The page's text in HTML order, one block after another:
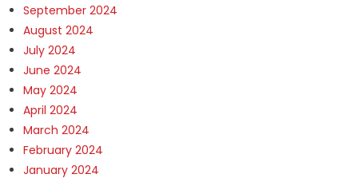
September 2024
August 2024
July 2024
June 2024
May 2024
April 2024
March 2024
February 2024
January 2024